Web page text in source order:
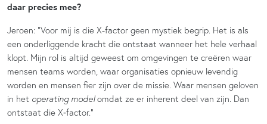
daar precies mee?
Jeroen: “Voor mij is die X-factor geen mystiek begrip. Het is als
een onderliggende kracht die ontstaat wanneer het hele verhaal
klopt. Mijn rol is altijd geweest om omgevingen te creëren waar
mensen teams worden, waar organisaties opnieuw levendig
worden en mensen fier zijn over de missie. Waar mensen geloven
in het operating modelomdat ze er inherent deel van zijn. Dan
ontstaat die X‑factor.”